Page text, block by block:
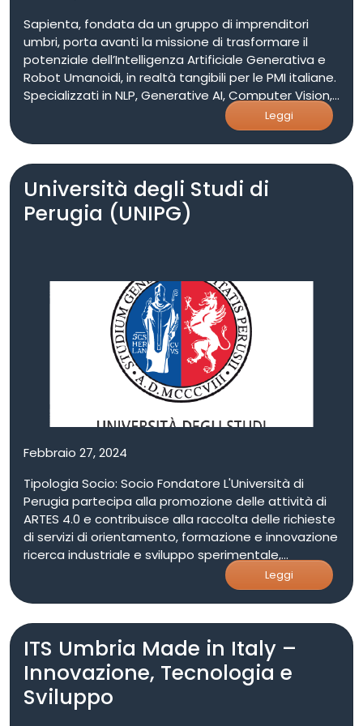
Sapienta, fondata da un gruppo di imprenditori
umbri, porta avanti la missione di trasformare il
potenziale dell’Intelligenza Artificiale Generativa e
Robot Umanoidi, in realtà tangibili per le PMI italiane.
Specializzati in NLP, Generative AI, Computer Vision,
e altre tecnologie all’avanguardia, abbiamo
plasmato soluzioni innovative per clienti di calibro
internazionale e nazionale.
Leggi
Università degli Studi di
Perugia (UNIPG)
Febbraio 27, 2024
Tipologia Socio: Socio Fondatore L'Università di
Perugia partecipa alla promozione delle attività di
ARTES 4.0 e contribuisce alla raccolta delle richieste
di servizi di orientamento, formazione e innovazione
ricerca industriale e sviluppo sperimentale,
consulenza delle aziende che si rivolgono al Centro
di Competenza. Le aree di specializzazione del
"macronodo" UniPG coprono diversi aspetti centrali
rispetto alle tematiche di ARTES4.0 e dell’Industria
4.0 più in generale. Nel suo ruolo di "Macronodo" di
ARTES 4.0, UniPG offre know-how specifico nell'abito
delle "Smart Infrastructures", in particolare: -
applicazioni e strumenti di diagnostica,
monitoraggio, previsione e prevenzione per
Leggi
ITS Umbria Made in Italy –
Innovazione, Tecnologia e
Sviluppo